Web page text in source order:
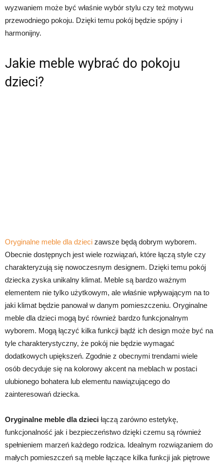
wyzwaniem może być właśnie wybór stylu czy też motywu
przewodniego pokoju. Dzięki temu pokój będzie spójny i
harmonijny.
Jakie meble wybrać do pokoju
dzieci?
Oryginalne meble dla dzieci zawsze będą dobrym wyborem.
Obecnie dostępnych jest wiele rozwiązań, które łączą style czy
charakteryzują się nowoczesnym designem. Dzięki temu pokój
dziecka zyska unikalny klimat. Meble są bardzo ważnym
elementem nie tylko użytkowym, ale właśnie wpływającym na to
jaki klimat będzie panował w danym pomieszczeniu. Oryginalne
meble dla dzieci mogą być również bardzo funkcjonalnym
wyborem. Mogą łączyć kilka funkcji bądź ich design może być na
tyle charakterystyczny, że pokój nie będzie wymagać
dodatkowych upiększeń. Zgodnie z obecnymi trendami wiele
osób decyduje się na kolorowy akcent na meblach w postaci
ulubionego bohatera lub elementu nawiązującego do
zainteresowań dziecka.
Oryginalne meble dla dzieci łączą zarówno estetykę,
funkcjonalność jak i bezpieczeństwo dzięki czemu są również
spełnieniem marzeń każdego rodzica. Idealnym rozwiązaniem do
małych pomieszczeń są meble łączące kilka funkcji jak piętrowe